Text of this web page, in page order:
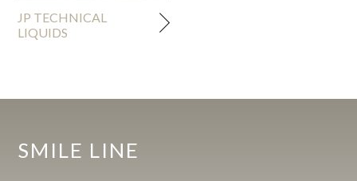
JP TECHNICAL
LIQUIDS
SMILE LINE